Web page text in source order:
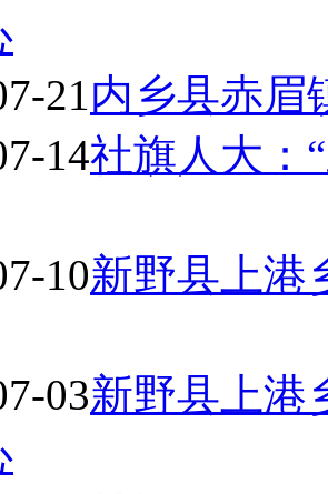
21内乡县赤眉
14社旗人大：
10新野县上港
03新野县上港